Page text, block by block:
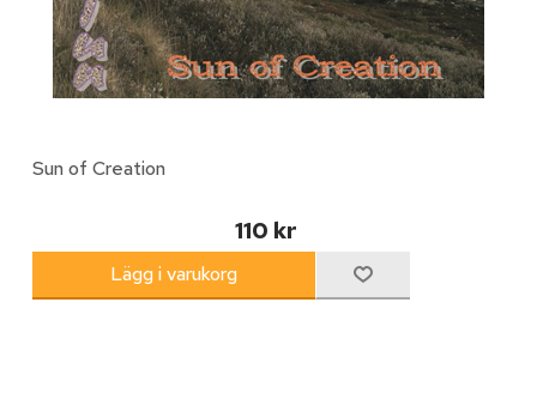
Sun of Creation
110 kr